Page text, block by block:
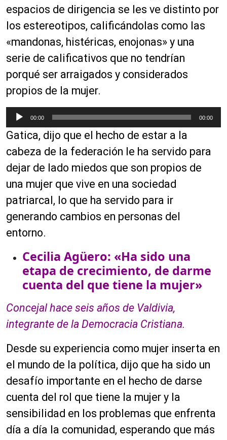
espacios de dirigencia se les ve distinto por
los estereotipos, calificándolas como las
«mandonas, histéricas, enojonas» y una
serie de calificativos que no tendrían
porqué ser arraigados y considerados
propios de la mujer.
e
p
r
d
u
c
t
o
r
i
o
00:00 00:00
Gatica, dijo que el hecho de estar a la
cabeza de la federación le ha servido para
dejar de lado miedos que son propios de
una mujer que vive en una sociedad
patriarcal, lo que ha servido para ir
generando cambios en personas del
entorno.
Cecilia Agüero: «Ha sido una
etapa de crecimiento, de darme
cuenta del que tiene la mujer»
Concejal hace seis años de Valdivia,
integrante de la Democracia Cristiana.
Desde su experiencia como mujer inserta en
el mundo de la política, dijo que ha sido un
desafío importante en el hecho de darse
cuenta del rol que tiene la mujer y la
sensibilidad en los problemas que enfrenta
día a día la comunidad, esperando que más